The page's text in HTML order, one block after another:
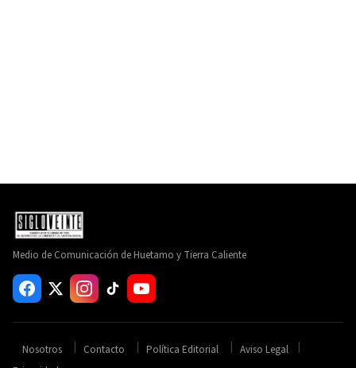
Medio de Comunicación de Huetamo y Tierra Caliente
Nosotros Contacto Política Editorial
Aviso Legal